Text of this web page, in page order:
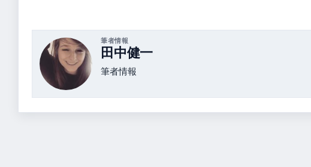
筆者情報
田中健一
筆者情報